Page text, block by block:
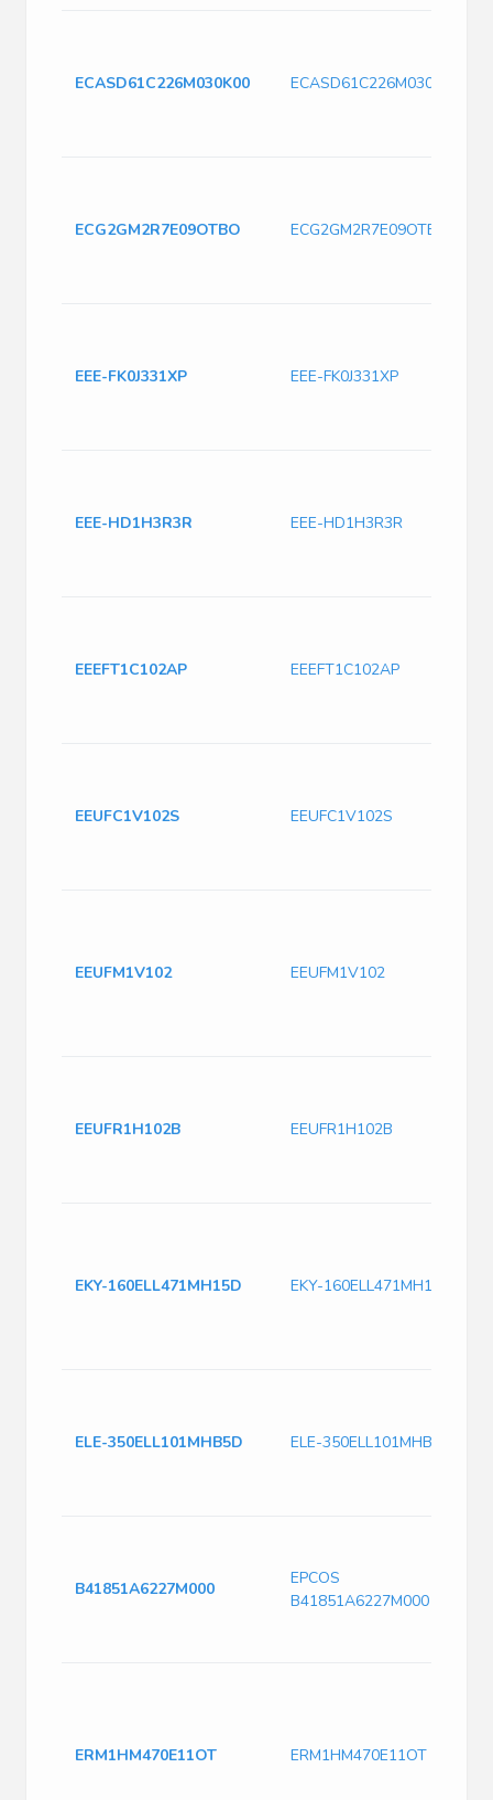
ECASD61C226M030K00 ECASD61C226M030K00
ECG2GM2R7E09OTBO ECG2GM2R7E09OTBO
EEE-FK0J331XP EEE-FK0J331XP
EEE-HD1H3R3R EEE-HD1H3R3R
EEEFT1C102AP EEEFT1C102AP
EEUFC1V102S EEUFC1V102S
EEUFM1V102 EEUFM1V102
EEUFR1H102B EEUFR1H102B
EKY-160ELL471MH15D EKY-160ELL471MH15D
ELE-350ELL101MHB5D ELE-350ELL101MHB5D
B41851A6227M000
EPCOS
B41851A6227M000
ERM1HM470E11OT ERM1HM470E11OT